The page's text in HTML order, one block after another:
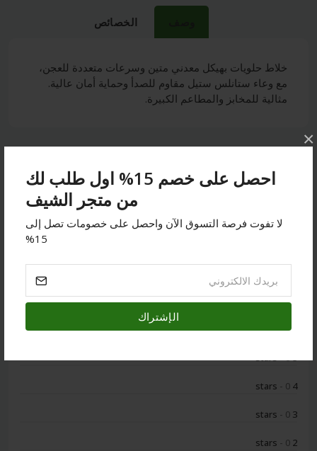
احصل على خصم 15% اول طلب لك
من متجر الشيف
لا تفوت فرصة التسوق الآن واحصل على خصومات تصل إلى
15%
الإشتراك
×
الخصائص
خلاط حلويات بهيكل معدني متين وسرعات متعددة للعجن،
مع وعاء ستانلس ستيل مقاوم للصدأ وحماية أمان عالية.
مثالية للمخابز والمطاعم الكبيرة.
0
5 stars
- 0
4 stars
- 0
3 stars
- 0
2 stars
- 0